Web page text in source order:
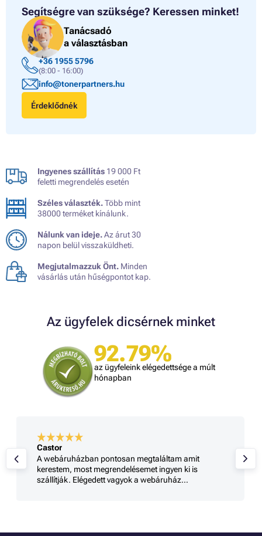
Segítségre van szüksége? Keressen minket!
Tanácsadó
a választásban
+36 1955 5796
(8:00 - 16:00)
info@tonerpartners.hu
Érdeklődnék
Ingyenes szállítás 19 000 Ft
feletti megrendelés esetén
Széles választék.Több mint
38000 terméket kínálunk.
Nálunk van ideje.Az árut 30
napon belül visszaküldheti.
Megjutalmazzuk Önt. Minden
vásárlás után hűségpontot kap.
Az ügyfelek dicsérnek minket
92.79%
az ügyfeleink elégedettsége a múlt
hónapban
Castor
A webáruházban pontosan megtaláltam amit
kerestem, most megrendelésemet ingyen ki is
szállítják. Elégedett vagyok a webáruház